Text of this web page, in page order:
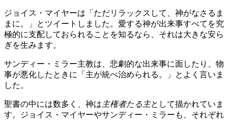
ジョイス・マイヤーは「ただリラックスして、神がなさるま
まに。」とツイートしました。愛する神が出来事すべてを究
極的に支配しておられることを知るなら、それは大きな安ら
ぎを生みます。
サンディー・ミラー主教は、悲劇的な出来事に面したり、物
事が悪化したときに「主が統べ治められる。」とよく言いま
した。
聖書の中には数多く、神は 主権者たる主として描かれていま
す。ジョイス・マイヤーやサンディー・ミラーも、それぞれ